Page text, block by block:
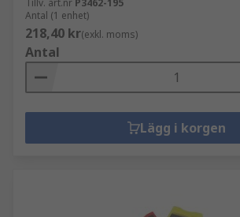
Tillv. art.nr P3462-195
Antal (1 enhet)
218,40 kr(exkl. moms)
Antal
Lägg i korgen